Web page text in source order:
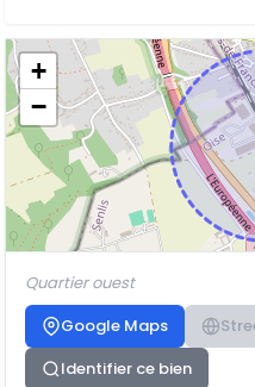
+
−
Quartier ouest
Google Maps
Identifier ce bien